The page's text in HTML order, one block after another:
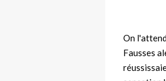
On
Fausses